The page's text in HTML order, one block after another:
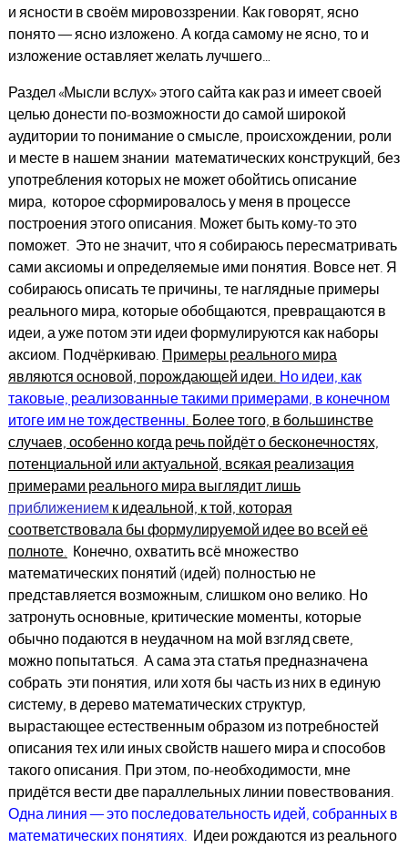
и ясности в своём мировоззрении. Как говорят, ясно
понято — ясно изложено. А когда самому не ясно, то и
изложение оставляет желать лучшего…
Раздел «Мысли вслух» этого сайта как раз и имеет своей
целью донести по-возможности до самой широкой
аудитории то понимание о смысле, происхождении, роли
и месте в нашем знании математических конструкций, без
употребления которых не может обойтись описание
мира, которое сформировалось у меня в процессе
построения этого описания. Может быть кому-то это
поможет. Это не значит, что я собираюсь пересматривать
сами аксиомы и определяемые ими понятия. Вовсе нет. Я
собираюсь описать те причины, те наглядные примеры
реального мира, которые обобщаются, превращаются в
идеи, а уже потом эти идеи формулируются как наборы
аксиом. Подчёркиваю.
Примеры реального мира
являются основой, порождающей идеи.
Но идеи, как
таковые, реализованные такими примерами, в конечном
итоге им не тождественны . Более того, в большинстве
случаев, особенно когда речь пойдёт о бесконечностях,
потенциальной или актуальной, всякая реализация
примерами реального мира выглядит лишь
приближением к идеальной, к той, которая
соответствовала бы формулируемой идее во всей её
полноте.
Конечно, охватить всё множество
математических понятий (идей) полностью не
представляется возможным, слишком оно велико. Но
затронуть основные, критические моменты, которые
обычно подаются в неудачном на мой взгляд свете,
можно попытаться. А сама эта статья предназначена
собрать эти понятия, или хотя бы часть из них в единую
систему, в дерево математических структур,
вырастающее естественным образом из потребностей
описания тех или иных свойств нашего мира и способов
такого описания. При этом, по-необходимости, мне
придётся вести две параллельных линии повествования.
Одна линия — это последовательность идей, собранных в
математических понятиях.
Идеи рождаются из реального